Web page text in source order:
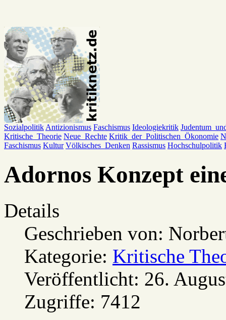
Sozialpolitik Antizionismus Faschismus Ideologiekritik
Kritische_Theorie Neue_Rechte Kritik_der_Politischen_Ökonomie
Faschismus Kultur Völkisches_Denken Rassismus Hochschulpolitik
Adornos Konzept
Details
Geschrieben von:
Kategorie: Kritische
Veröffentlicht: 26.
Zugriffe: 7412